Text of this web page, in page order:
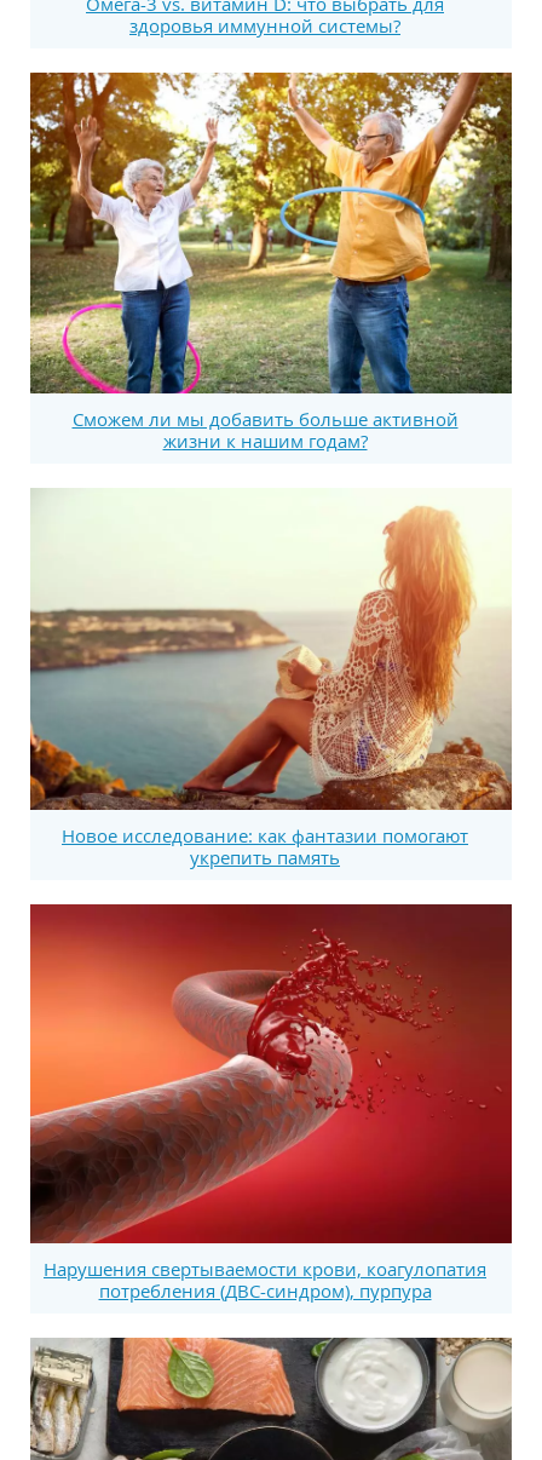
здоровья иммунной системы?
Сможем ли мы добавить больше активной
жизни к нашим годам?
Новое исследование: как фантазии помогают
укрепить память
Нарушения свертываемости крови, коагулопатия
потребления (ДВС-синдром), пурпура